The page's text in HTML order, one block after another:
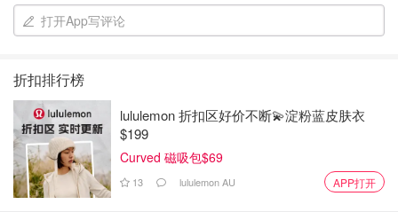
亮，且不易氧化变黄或褪色。
✅总结
TR90 镜架以其轻便舒适、经久耐用、抗冲击、灵活多变和
时尚外观而成为现代人的必备之选。无论您注重舒适还是时
尚，TR90 眼镜都能满足您的需求。如果您想获得最佳的眼
打开App写评论
折扣排行榜
lululemon 折扣区好价不断💫淀粉蓝皮肤衣
$199
Curved 磁吸包$69
13 lululemon AU APP打开